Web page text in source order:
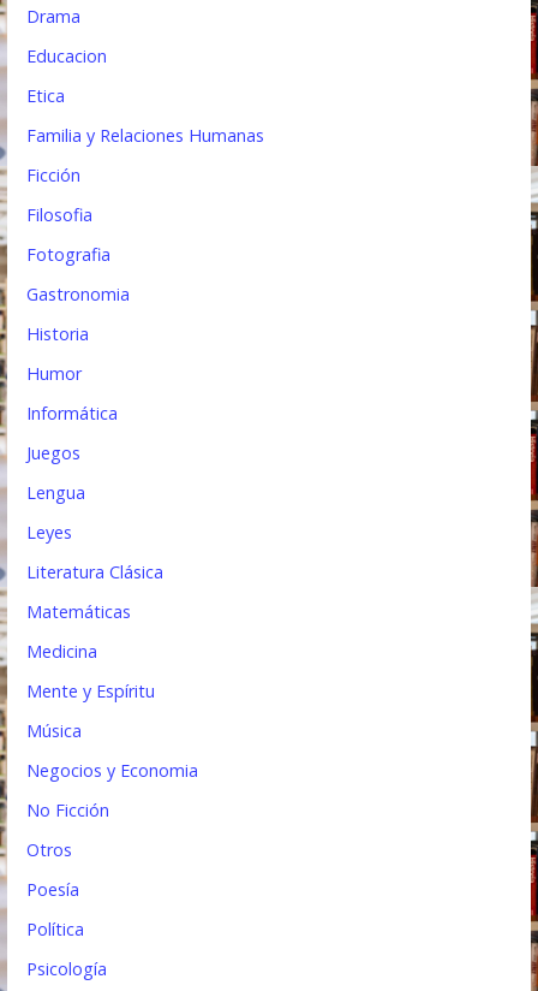
Drama
Educacion
Etica
Familia y Relaciones Humanas
Ficción
Filosofia
Fotografia
Gastronomia
Historia
Humor
Informática
Juegos
Lengua
Leyes
Literatura Clásica
Matemáticas
Medicina
Mente y Espíritu
Música
Negocios y Economia
No Ficción
Otros
Poesía
Política
Psicología